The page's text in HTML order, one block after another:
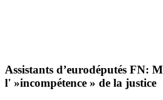
Assistants d’eurodéputés FN:
l' »incompétence » de la justice